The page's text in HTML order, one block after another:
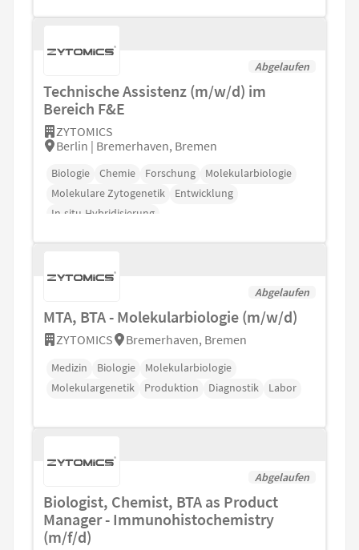
Abgelaufen
Technische Assistenz (m⁠/⁠w⁠/⁠d) im
Bereich F&E
ZYTOMICS
Berlin | Bremerhaven, Bremen
Biologie Chemie Forschung
Molekularbiologie
Molekulare Zytogenetik
Entwicklung
In-situ-Hybridisierung
Abgelaufen
MTA, BTA - Molekularbiologie (m⁠/⁠w⁠/⁠d)
ZYTOMICS Bremerhaven, Bremen
Medizin Biologie
Molekularbiologie
Molekulargenetik
Produktion Diagnostik Labor
Abgelaufen
Biologist, Chemist, BTA as Product
Manager - Immunohistochemistry
(m/f/d)